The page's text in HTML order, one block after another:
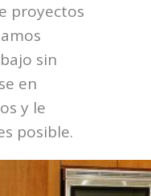
proyectos
sin
en
y le
posible.